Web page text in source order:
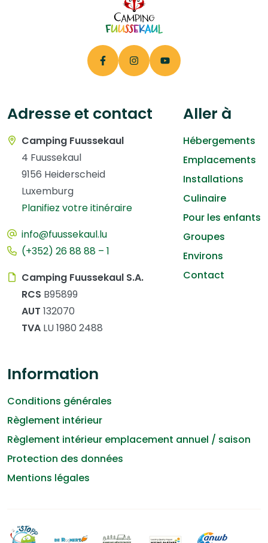
Adresse et contact
Camping Fuussekaul
4 Fuussekaul
9156 Heiderscheid
Luxemburg
Planifiez votre itinéraire
info@fuussekaul.lu
(+352) 26 88 88 – 1
Camping Fuussekaul S.A.
RCS B95899
AUT 132070
TVA LU 1980 2488
Aller à
Hébergements
Emplacements
Installations
Culinaire
Pour les enfants
Groupes
Environs
Contact
Information
Conditions générales
Règlement intérieur
Règlement intérieur emplacement annuel / saison
Protection des données
Mentions légales